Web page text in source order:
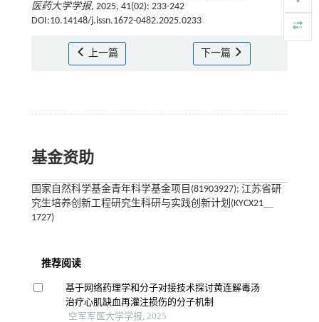
医药大学学报, 2025, 41(02): 233-242
DOI:10.14148/j.issn.1672-0482.2025.0233
上一篇 下一篇
基金资助
国家自然科学基金青年科学基金项目(81903927); 江苏省研
究生培养创新工程研究生科研与实践创新计划(KYCX21＿
1727)